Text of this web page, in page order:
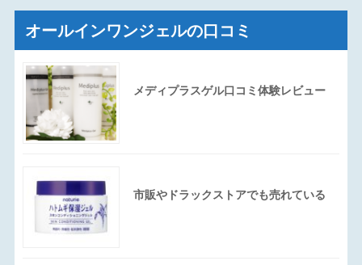
オールインワンジェルの口コミ
メディプラスゲル口コミ体験レビュー
市販やドラックストアでも売れている